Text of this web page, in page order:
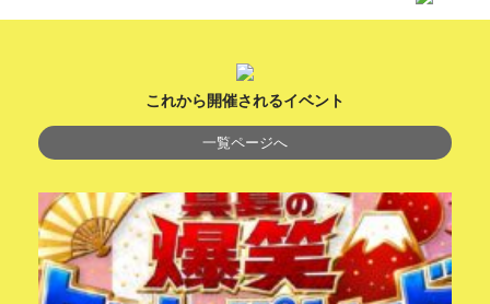
これから開催されるイベント
一覧ページへ